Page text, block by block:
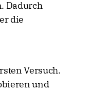
Dadurch
die
Versuch.
und